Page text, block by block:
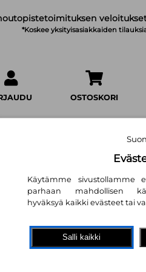
*Koskee yksityisasiakkaiden
OSTOSKORI
Käytämme sivustollamme
parhaan mahdollisen
hyväksyä kaikki evästeet tai
Salli kaikki